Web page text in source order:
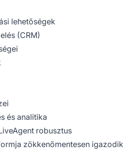
lehetőségek
(CRM)
és analitika
robusztus
zökkenőmentesen igazodik